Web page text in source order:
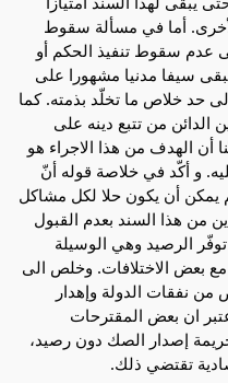
أما في مسألة سقوط
عدم سقوط تنفيذ الحكم أو
حتى بعد مرور 20 سنة ليبقى سيفا مدنيا مشهورا على
حد خلاص ما تخلّد بذمته. كما
الدائن من تتبع دينه على
أن الهدف من هذا الاجراء هو
و أكّد في خلاصة قوله أنّ
يمكن أن يكون حلا لكل مشاكل
من هذا السند بعدم القبول
توفّر الرصيد وهي الوسيلة
بعض الاختلافات. وخلص الى
نفقات الدولة وإهدار
ان بعض المقترحات
إصدار الصك دون رصيد،
تقتضي ذلك.